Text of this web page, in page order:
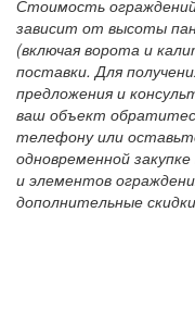
Стоимость
зависит от высоты
(включая ворота и
поставки. Для
предложения и
ваш объект
телефону или
одновременной
и элементов
дополнительные